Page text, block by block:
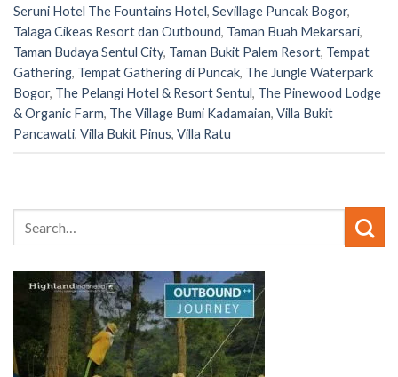
Seruni Hotel The Fountains Hotel, Sevillage Puncak Bogor,
Talaga Cikeas Resort dan Outbound, Taman Buah Mekarsari,
Taman Budaya Sentul City, Taman Bukit Palem Resort, Tempat
Gathering, Tempat Gathering di Puncak, The Jungle Waterpark
Bogor, The Pelangi Hotel & Resort Sentul, The Pinewood Lodge
& Organic Farm, The Village Bumi Kadamaian, Villa Bukit
Pancawati, Villa Bukit Pinus, Villa Ratu